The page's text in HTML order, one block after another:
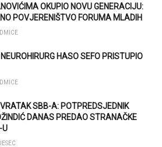
OKUPIO NOVU GENERACIJU:
POVJERENIŠTVO FORUMA MLADIH
HASO SEFO PRISTUPIO
SBB-A: POTPREDSJEDNIK
DANAS PREDAO STRANAČKE
U